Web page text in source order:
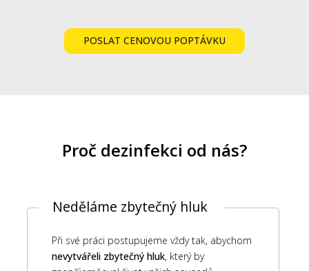
POSLAT CENOVOU POPTÁVKU
Proč dezinfekci od nás?
Neděláme zbytečný hluk
Při své práci postupujeme vždy tak, abychom
nevytvářeli zbytečný hluk, který by